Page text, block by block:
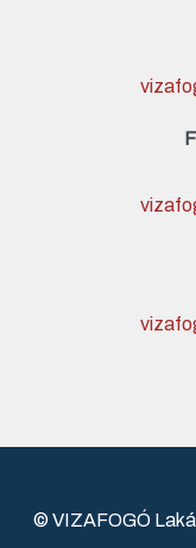
© VIZAFOGÓ